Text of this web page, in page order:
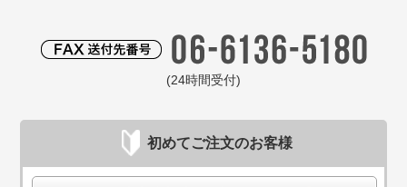
(24時間受付)
初めてご注文のお客様